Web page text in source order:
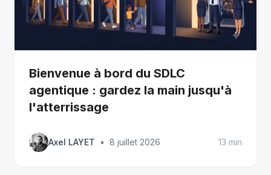
Bienvenue à bord du SDLC
agentique : gardez la main jusqu'à
l'atterrissage
Axel LAYET • 8 juillet 2026 13 min